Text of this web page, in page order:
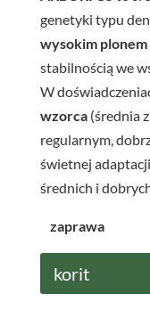
genetyki typu
wysokim plonem
stabilnością we
W
wzorca(średnia
regularnym,
świetnej
średnich i
zaprawa